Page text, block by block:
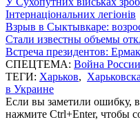
Інтернаціональних легіонів
Взрыв в Сыктывкаре:
Стали известны объемы
Встреча президентов:
СПЕЦТЕМА: Война
ТЕГИ: Харьков,
в Украине
Если вы заметили ошибку,
нажмите Ctrl+Enter, чтобы